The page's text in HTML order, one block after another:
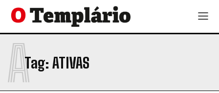
Tag: ATIVAS
A